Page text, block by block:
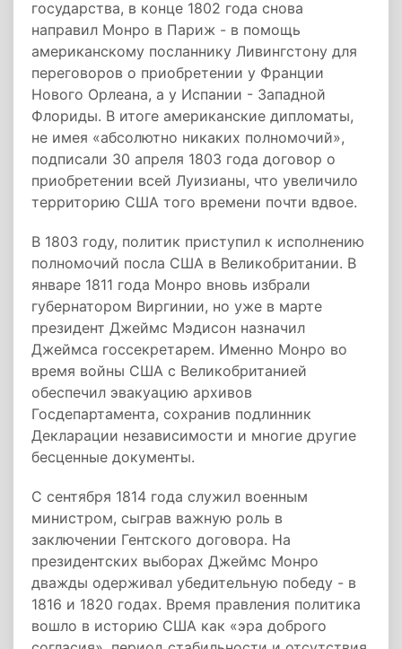
государства, в конце 1802 года снова
направил Монро в Париж - в помощь
американскому посланнику Ливингстону для
переговоров о приобретении у Франции
Нового Орлеана, а у Испании - Западной
Флориды. В итоге американские дипломаты,
не имея «абсолютно никаких полномочий»,
подписали 30 апреля 1803 года договор о
приобретении всей Луизианы, что увеличило
территорию США того времени почти вдвое.
В 1803 году, политик приступил к исполнению
полномочий посла США в Великобритании. В
январе 1811 года Монро вновь избрали
губернатором Виргинии, но уже в марте
президент Джеймс Мэдисон назначил
Джеймса госсекретарем. Именно Монро во
время войны США с Великобританией
обеспечил эвакуацию архивов
Госдепартамента, сохранив подлинник
Декларации независимости и многие другие
бесценные документы.
С сентября 1814 года служил военным
министром, сыграв важную роль в
заключении Гентского договора. На
президентских выборах Джеймс Монро
дважды одерживал убедительную победу - в
1816 и 1820 годах. Время правления политика
вошло в историю США как «эра доброго